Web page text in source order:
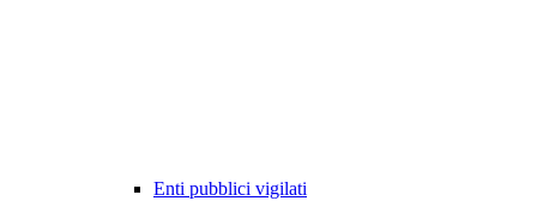
Enti pubblici vigilati